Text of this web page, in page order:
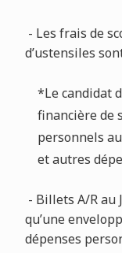
- Les frais de
d’ustensiles
*Le candidat
financière de
personnels
et autres
- Billets A/R au
qu’une
dépenses